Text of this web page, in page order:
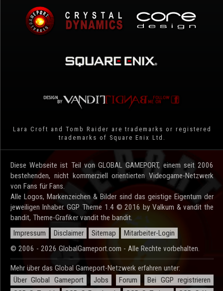
Lara Croft and Tomb Raider are trademarks or registered
trademarks of Square Enix Ltd.
Diese Webseite ist Teil von GLOBAL GAMEPORT, einem seit 2006
bestehenden, nicht kommerziell orientierten Videogame-Netzwerk
von Fans für Fans.
Alle Logos, Markenzeichen & Bilder sind das geistige Eigentum der
jeweiligen Inhaber. GGP Theme 1.4 © 2016 by Valkum & vandit the
bandit, Theme-Grafiker vandit the bandit.
Impressum
Disclaimer Sitemap
Mitarbeiter-Login
© 2006 - 2026 GlobalGameport.com - Alle Rechte vorbehalten.
Mehr über das Global Gameport-Netzwerk erfahren unter:
Über Global Gameport
Jobs Forum
Bei GGP registrieren